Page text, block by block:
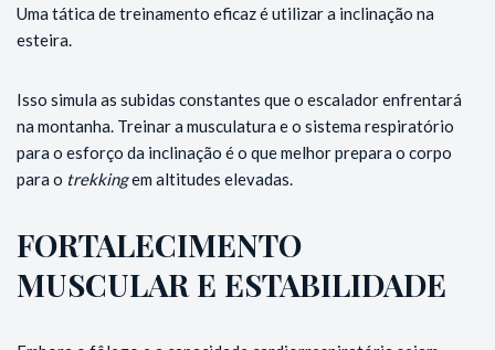
Uma tática de treinamento eficaz é utilizar a inclinação na
esteira.
Isso simula as subidas constantes que o escalador enfrentará
na montanha. Treinar a musculatura e o sistema respiratório
para o esforço da inclinação é o que melhor prepara o corpo
para o trekkingem altitudes elevadas.
FORTALECIMENTO
MUSCULAR E ESTABILIDADE